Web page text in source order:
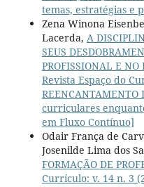
temas, estratégias e
Zena Winona
Lacerda, A
SEUS
PROFISSIONAL E NO
Revista Espaço do
REENCANTAMENTO
curriculares
em Fluxo Contínuo]
Odair França de
Josenilde Lima dos
FORMAÇÃO DE
Currículo: v. 14 n. 3